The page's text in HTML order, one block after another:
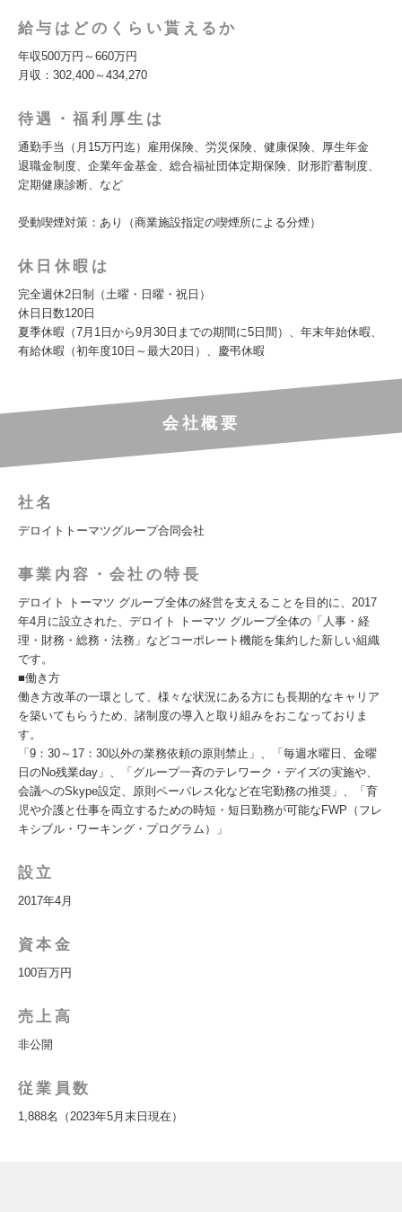
給与はどのくらい貰えるか
年収500万円～660万円
月収：302,400～434,270
待遇・福利厚生は
通勤手当（月15万円迄）雇用保険、労災保険、健康保険、厚生年金
退職金制度、企業年金基金、総合福祉団体定期保険、財形貯蓄制度、
定期健康診断、など
受動喫煙対策：あり（商業施設指定の喫煙所による分煙）
休日休暇は
完全週休2日制（土曜・日曜・祝日）
休日日数120日
夏季休暇（7月1日から9月30日までの期間に5日間）、年末年始休暇、
有給休暇（初年度10日～最大20日）、慶弔休暇
会社概要
社名
デロイトトーマツグループ合同会社
事業内容・会社の特長
デロイト トーマツ グループ全体の経営を支えることを目的に、2017
年4月に設立された、デロイト トーマツ グループ全体の「人事・経
理・財務・総務・法務」などコーポレート機能を集約した新しい組織
です。
■働き方
働き方改革の一環として、様々な状況にある方にも長期的なキャリア
を築いてもらうため、諸制度の導入と取り組みをおこなっておりま
す。
「9：30～17：30以外の業務依頼の原則禁止」、「毎週水曜日、金曜
日のNo残業day」、「グループ一斉のテレワーク・デイズの実施や、
会議へのSkype設定、原則ペーパレス化など在宅勤務の推奨」、「育
児や介護と仕事を両立するための時短・短日勤務が可能なFWP（フレ
キシブル・ワーキング・プログラム）」
設立
2017年4月
資本金
100百万円
売上高
非公開
従業員数
1,888名（2023年5月末日現在）